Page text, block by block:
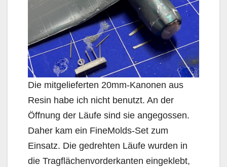
Die mitgelieferten 20mm-Kanonen aus
Resin habe ich nicht benutzt. An der
Öffnung der Läufe sind sie angegossen.
Daher kam ein FineMolds-Set zum
Einsatz. Die gedrehten Läufe wurden in
die Tragflächenvorderkanten eingeklebt,